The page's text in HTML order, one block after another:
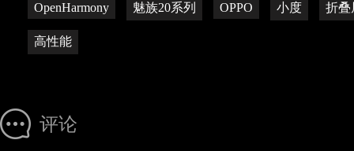
OpenHarmony 魅族20系列 OPPO 小度 折叠
高性能
评论